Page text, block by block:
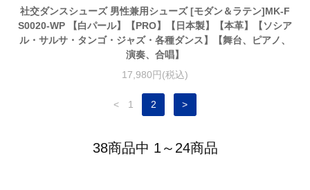
社交ダンスシューズ 男性兼用シューズ [モダン＆ラテン]MK-F
S0020-WP 【白パール】【PRO】【日本製】【本革】【ソシア
ル・サルサ・タンゴ・ジャズ・各種ダンス】【舞台、ピアノ、
演奏、合唱】
17,980円(税込)
< 1 2 >
38商品中 1～24商品